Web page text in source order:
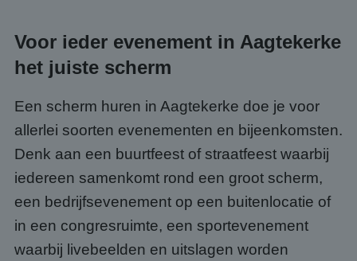
Voor ieder evenement in Aagtekerke
het juiste scherm
Een scherm huren in Aagtekerke doe je voor
allerlei soorten evenementen en bijeenkomsten.
Denk aan een buurtfeest of straatfeest waarbij
iedereen samenkomt rond een groot scherm,
een bedrijfsevenement op een buitenlocatie of
in een congresruimte, een sportevenement
waarbij livebeelden en uitslagen worden